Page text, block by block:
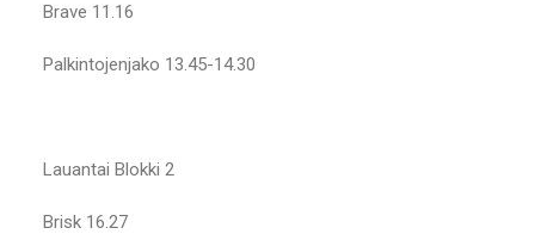
Brave 11.16
Palkintojenjako 13.45-14.30
Lauantai Blokki 2
Brisk 16.27